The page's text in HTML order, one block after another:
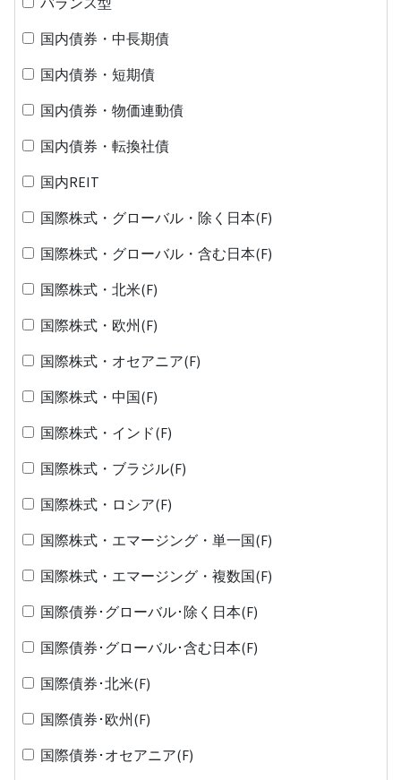
国内債券・中長期債
国内債券・短期債
国内債券・物価連動債
国内債券・転換社債
国内REIT
国際株式・グローバル・除く日本(F)
国際株式・グローバル・含む日本(F)
国際株式・北米(F)
国際株式・欧州(F)
国際株式・オセアニア(F)
国際株式・中国(F)
国際株式・インド(F)
国際株式・ブラジル(F)
国際株式・ロシア(F)
国際株式・エマージング・単一国(F)
国際株式・エマージング・複数国(F)
国際債券･グローバル･除く日本(F)
国際債券･グローバル･含む日本(F)
国際債券･北米(F)
国際債券･欧州(F)
国際債券･オセアニア(F)